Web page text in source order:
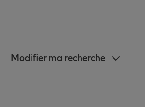
Modifier ma recherche